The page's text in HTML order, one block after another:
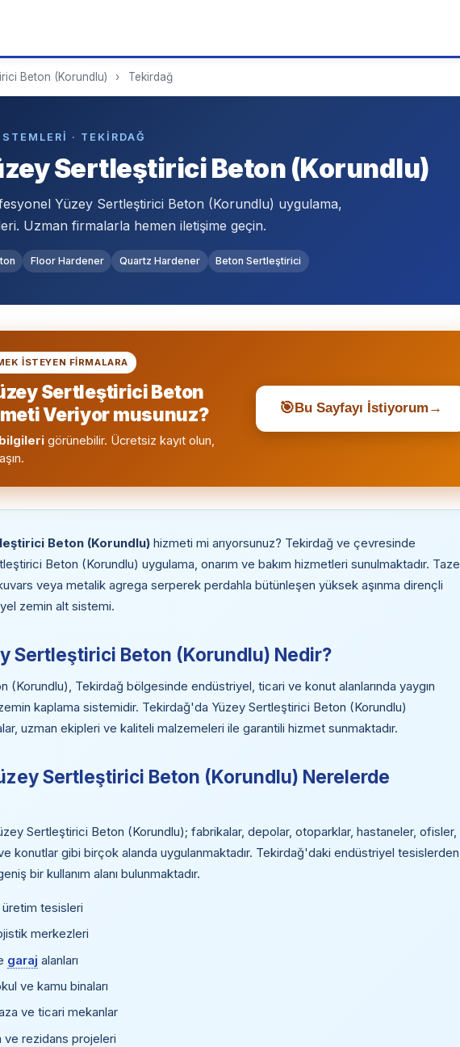
Beton (Korundlu) › Tekirdağ
· TEKIRDAĞ
Sertleştirici Beton (Korundlu)
Yüzey Sertleştirici Beton (Korundlu) uygulama,
Uzman firmalarla hemen iletişime geçin.
Floor Hardener Quartz Hardener Beton Sertleştirici
ISTEYEN FIRMALARA
Sertleştirici Beton
Veriyor musunuz?
bilgileri görünebilir. Ücretsiz kayıt olun,
🎯 Bu Sayfayı İstiyorum →
Beton (Korundlu) hizmeti mi arıyorsunuz? Tekirdağ ve çevresinde
Beton (Korundlu) uygulama, onarım ve bakım hizmetleri sunulmaktadır. Taze
veya metalik agrega serperek perdahla bütünleşen yüksek aşınma dirençli
zemin alt sistemi.
Sertleştirici Beton (Korundlu) Nedir?
(Korundlu), Tekirdağ bölgesinde endüstriyel, ticari ve konut alanlarında yaygın
kaplama sistemidir. Tekirdağ'da Yüzey Sertleştirici Beton (Korundlu)
uzman ekipleri ve kaliteli malzemeleri ile garantili hizmet sunmaktadır.
Sertleştirici Beton (Korundlu) Nerelerde
Sertleştirici Beton (Korundlu); fabrikalar, depolar, otoparklar, hastaneler, ofisler,
konutlar gibi birçok alanda uygulanmaktadır. Tekirdağ'daki endüstriyel tesislerden
bir kullanım alanı bulunmaktadır.
tesisleri
merkezleri
garaj alanları
ve kamu binaları
ve ticari mekanlar
ve rezidans projeleri